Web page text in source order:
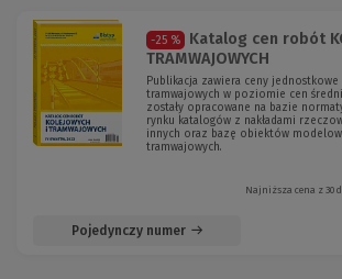
-25 %
Katalog cen robót
TRAMWAJOWYCH
Publikacja zawiera ceny
tramwajowych w poziomie cen
zostały opracowane na bazie
rynku katalogów z nakładami
innych oraz bazę obiektów
tramwajowych.
Najniższa cena z 30
Pojedynczy numer